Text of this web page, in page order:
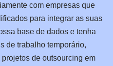
com empresas que
para integrar as suas
base de dados e tenha
de trabalho temporário,
de outsourcing em